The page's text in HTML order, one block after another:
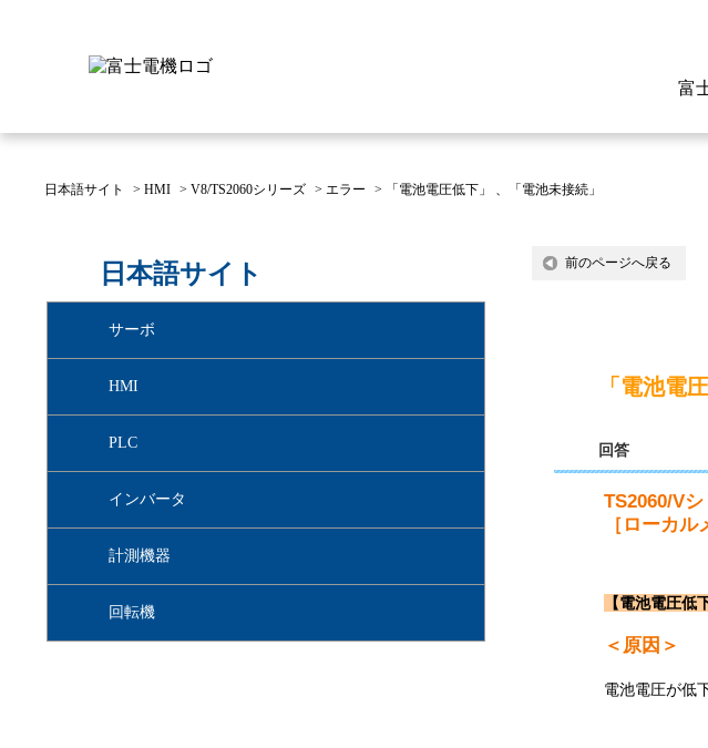
富
富士電機についてのトップ
へ
ご挨拶
駆動制御
情報シ
半導体
株主・投資家情報のトップ
へ
経営情報
サステナビリティのトップ
へ
マテリア
新卒採用
よくある
日本語サイト > HMI > V8/TS2060シリーズ > エラー > 「電池電圧低下」 、「電池未接続」
日本語サイト
サーボ
HMI
PLC
インバータ
計測機器
回転機
前のページへ戻る
「電池電
回答
TS2060/V
［ローカ
【電池電圧低
＜原因＞
電池電圧が低